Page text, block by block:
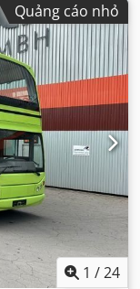
Quảng cáo nhỏ
1 /24